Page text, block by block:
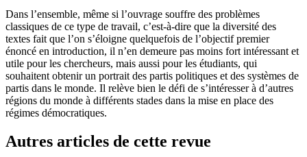
Dans l’ensemble, même si l’ouvrage souffre des problèmes
classiques de ce type de travail, c’est-à-dire que la diversité des
textes fait que l’on s’éloigne quelquefois de l’objectif premier
énoncé en introduction, il n’en demeure pas moins fort intéressant et
utile pour les chercheurs, mais aussi pour les étudiants, qui
souhaitent obtenir un portrait des partis politiques et des systèmes de
partis dans le monde. Il relève bien le défi de s’intéresser à d’autres
régions du monde à différents stades dans la mise en place des
régimes démocratiques.
Autres articles de cette revue